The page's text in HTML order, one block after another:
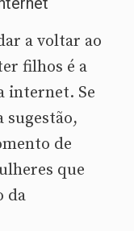
a voltar ao
filhos é a
internet. Se
sugestão,
de
que
da